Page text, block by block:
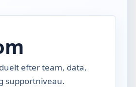
efter team, data,
supportniveau.